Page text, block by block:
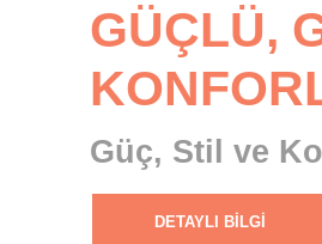
GÜÇLÜ,
Güç, Stil ve
DETAYLI BILGI